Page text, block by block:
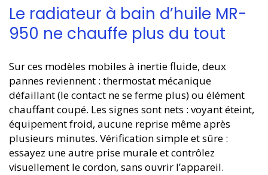
Le radiateur à bain d’huile MR-
950 ne chauffe plus du tout
Sur ces modèles mobiles à inertie fluide, deux
pannes reviennent : thermostat mécanique
défaillant (le contact ne se ferme plus) ou élément
chauffant coupé. Les signes sont nets : voyant éteint,
équipement froid, aucune reprise même après
plusieurs minutes. Vérification simple et sûre :
essayez une autre prise murale et contrôlez
visuellement le cordon, sans ouvrir l’appareil.